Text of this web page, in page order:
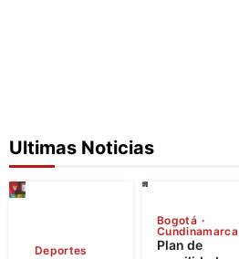
Ultimas Noticias
Deportes
Bogotá
Cundinamarca
Plan de